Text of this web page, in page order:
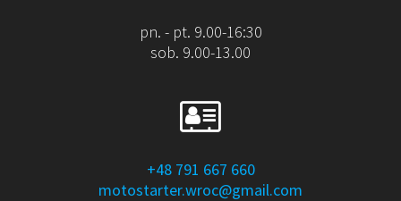
pn. - pt. 9.00-16:30
sob. 9.00-13.00
+48 791 667 660
motostarter.wroc@gmail.com